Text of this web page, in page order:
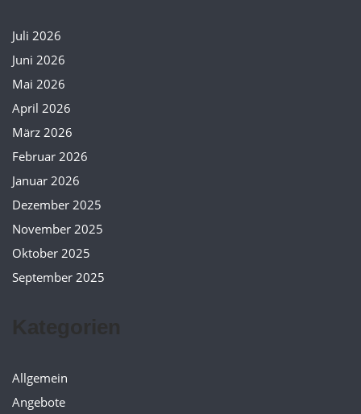
Juli 2026
Juni 2026
Mai 2026
April 2026
März 2026
Februar 2026
Januar 2026
Dezember 2025
November 2025
Oktober 2025
September 2025
Allgemein
Angebote